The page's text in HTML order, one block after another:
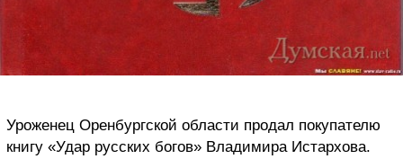
Уроженец Оренбургской области продал покупателю
книгу «Удар русских богов» Владимира Истархова.